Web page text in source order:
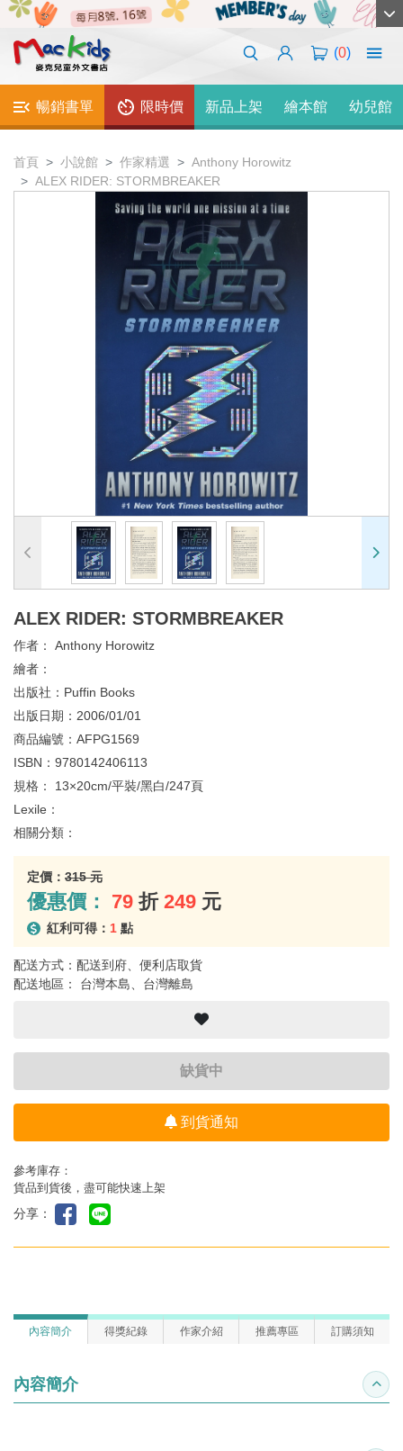
(0)
暢銷書單 限時價 新品上架 繪本館 幼兒館
首頁 小說館 作家精選
Anthony Horowitz
ALEX RIDER: STORMBREAKER
ALEX RIDER: STORMBREAKER
作者： Anthony Horowitz
繪者：
出版社： Puffin Books
出版日期： 2006/01/01
商品編號： AFPG1569
ISBN： 9780142406113
規格： 13×20cm/平裝/黑白/247頁
Lexile：
相關分類：
定價： 315 元
優惠價： 79 折 249 元
紅利可得： 1 點
配送方式：配送到府、便利店取貨
配送地區： 台灣本島、台灣離島
缺貨中
到貨通知
參考庫存：
貨品到貨後，盡可能快速上架
分享：
內容簡介 得獎紀錄 作家介紹 推薦專區 訂購須知
內容簡介 收合